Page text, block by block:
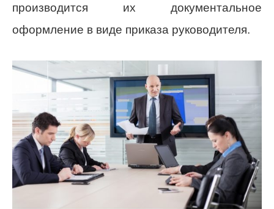
производится их документальное
оформление в виде приказа руководителя.